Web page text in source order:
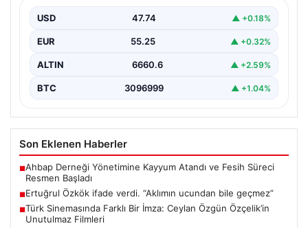
USD 47.74 ▲ +0.18%
EUR 55.25 ▲ +0.32%
ALTIN 6660.6 ▲ +2.59%
BTC 3096999 ▲ +1.04%
Son Eklenen Haberler
■Ahbap Derneği Yönetimine Kayyum Atandı ve Fesih Süreci
Resmen Başladı
■Ertuğrul Özkök ifade verdi. “Aklımın ucundan bile geçmez”
■Türk Sinemasında Farklı Bir İmza: Ceylan Özgün Özçelik’in
Unutulmaz Filmleri